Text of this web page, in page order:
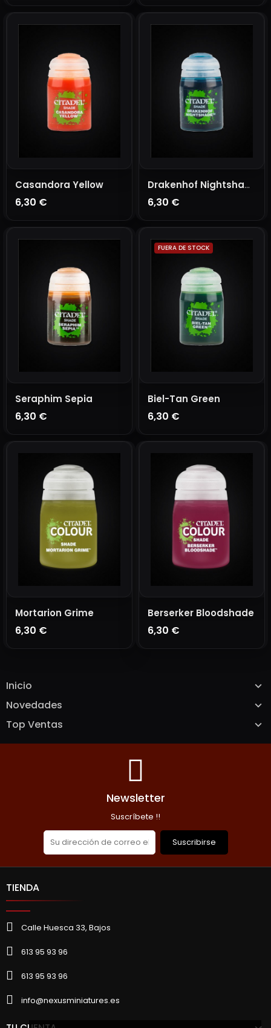
Inicio
Novedades
Top Ventas
AÑADIR A LA CESTA AÑADIR A LA CESTA
Casandora Yellow
6,30 €
AÑADIR A LA CESTA
Drakenhof Nightshade
6,30 €
AÑADIR A LA CESTA
Seraphim Sepia
6,30 €
AÑADIR A LA CESTA
FUERA DE STOCK
Biel-Tan Green
6,30 €
AGOTADO
Mortarion Grime
6,30 €
Berserker Bloodshade
6,30 €
Newsletter
Suscríbete !!
Suscribirse
TIENDA
Calle Huesca 33, Bajos
613 95 93 96
613 95 93 96
info@nexusminiatures.es